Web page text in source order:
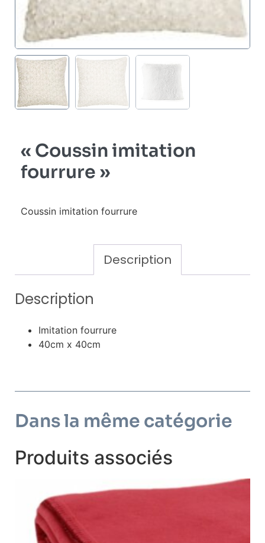
« Coussin imitation
fourrure »
Coussin imitation fourrure
Description
Description
Imitation fourrure
40cm x 40cm
Dans la même catégorie
Produits associés